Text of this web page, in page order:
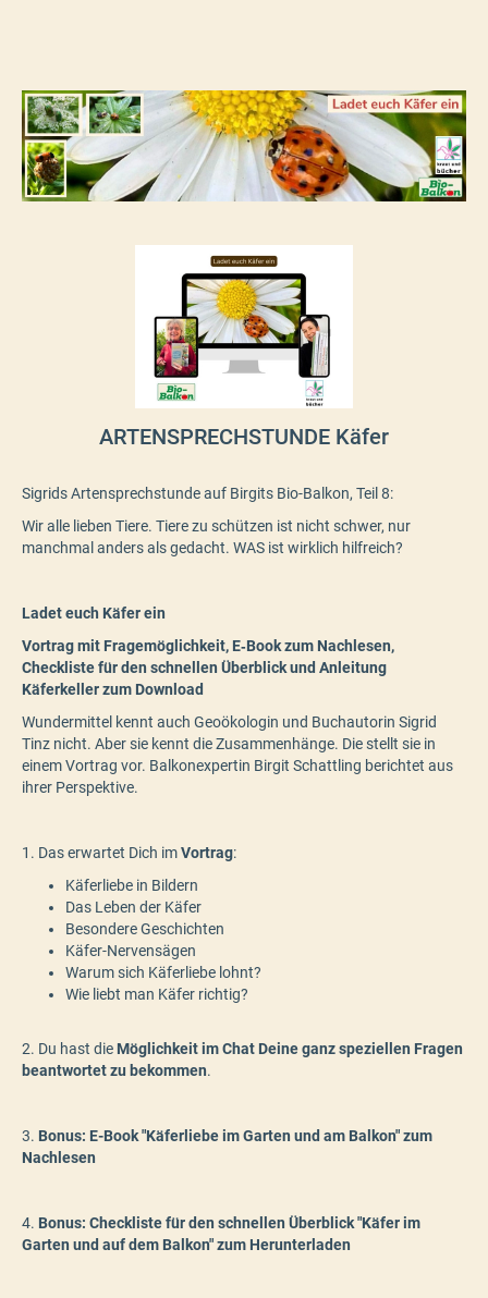
ARTENSPRECHSTUNDE Käfer
Sigrids Artensprechstunde auf Birgits Bio-Balkon, Teil 8:
Wir alle lieben Tiere. Tiere zu schützen ist nicht schwer, nur
manchmal anders als gedacht. WAS ist wirklich hilfreich?
Ladet euch Käfer ein
Vortrag mit Fragemöglichkeit, E‑Book zum Nachlesen,
Checkliste für den schnellen Überblick und Anleitung
Käferkeller zum Download
Wundermittel kennt auch Geoökologin und Buchautorin Sigrid
Tinz nicht. Aber sie kennt die Zusammenhänge. Die stellt sie in
einem Vortrag vor. Balkonexpertin Birgit Schattling berichtet aus
ihrer Perspektive.
1. Das erwartet Dich imVortrag:
Käferliebe in Bildern
Das Leben der Käfer
Besondere Geschichten
Käfer-Nervensägen
Warum sich Käferliebe lohnt?
Wie liebt man Käfer richtig?
2. Du hast die Möglichkeit im Chat Deine ganz speziellen Fragen
beantwortet zu bekommen.
3. Bonus: E-Book "Käferliebe im Garten und am Balkon" zum
Nachlesen
4. Bonus: Checkliste für den schnellen Überblick "Käfer im
Garten und auf dem Balkon"zum Herunterladen